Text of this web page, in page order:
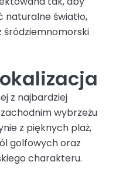
światło,
śródziemnomorski
z najbardziej
wybrzeżu
z pięknych plaż,
golfowych oraz
charakteru.